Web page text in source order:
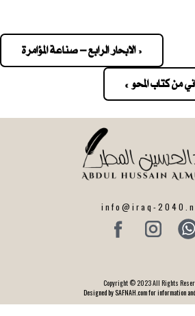
« الابحار الرابع – صناعة المؤامرة
من كتاب المحو »
info@iraq-
Copyright © 2023 All Rights
Designed by SAFNAH.com for information